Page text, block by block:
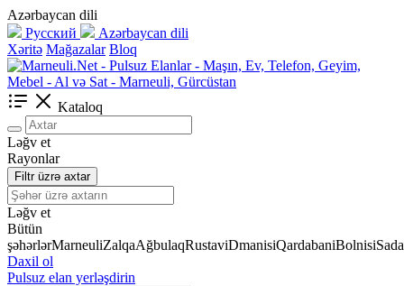
Azərbaycan dili
Русский
Azərbaycan dili
Xəritə Mağazalar Bloq
Kataloq
Ləğv et
Rayonlar
Filtr üzrə axtar
Ləğv et
Bütün
şəhərlərMarneuliZalqaAğbulaqRustaviDmanisiQardabaniBolnisi
Daxil ol
Pulsuz elan yerləşdirin